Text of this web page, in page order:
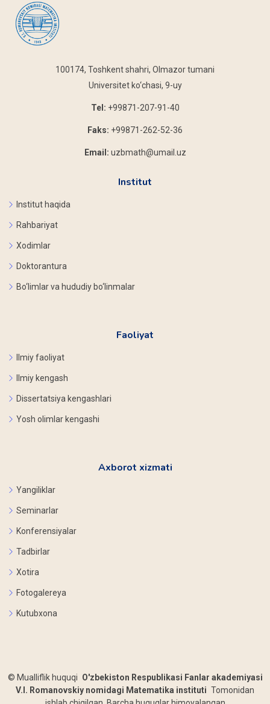
100174, Toshkent shahri, Olmazor tumani
Universitet ko‘chasi, 9-uy
Tel: +99871-207-91-40
Faks: +99871-262-52-36
Email: uzbmath@umail.uz
Institut
Institut haqida
Rahbariyat
Xodimlar
Doktorantura
Bo‘limlar va hududiy bo‘linmalar
Faoliyat
Ilmiy faoliyat
Ilmiy kengash
Dissertatsiya kengashlari
Yosh olimlar kengashi
Axborot xizmati
Yangiliklar
Seminarlar
Konferensiyalar
Tadbirlar
Xotira
Fotogalereya
Kutubxona
© Mualliflik huquqi O'zbekiston Respublikasi Fanlar akademiyasi
V.I. Romanovskiy nomidagi Matematika instituti Tomonidan